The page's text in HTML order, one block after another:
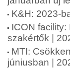
K&H: 2023-
ICON
szakértők |
MTI:
júniusban |